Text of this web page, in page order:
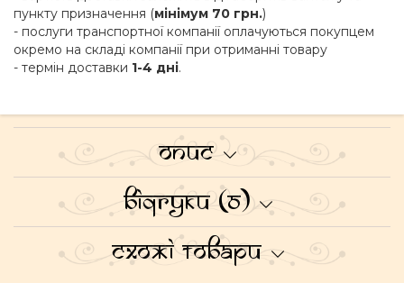
пункту призначення (мінімум 70 грн.)
- послуги транспортної компанії оплачуються покупцем
окремо на складі компанії при отриманні товару
- термін доставки 1-4 дні.
Опис
Відгуки (0)
Схожі товари